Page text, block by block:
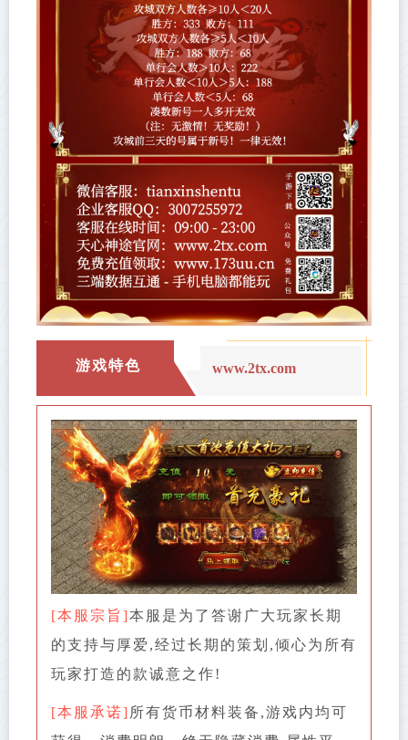
游戏特色 www.2tx.com
[本服宗旨]本服是为了答谢广大玩家长期
的支持与厚爱,经过长期的策划,倾心为所有
玩家打造的款诚意之作!
[本服承诺] 所有货币材料装备,游戏内均可